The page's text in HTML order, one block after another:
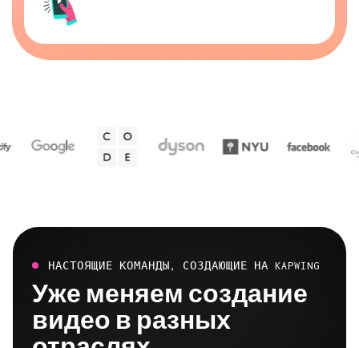
Уже меняем создание
видео в разных
отраслях